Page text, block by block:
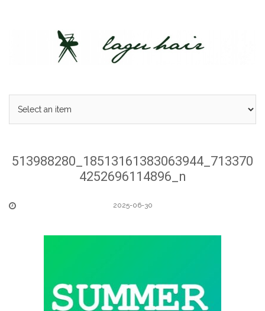
513988280_18513161383063944_713370
4252696114896_n
2025-06-30